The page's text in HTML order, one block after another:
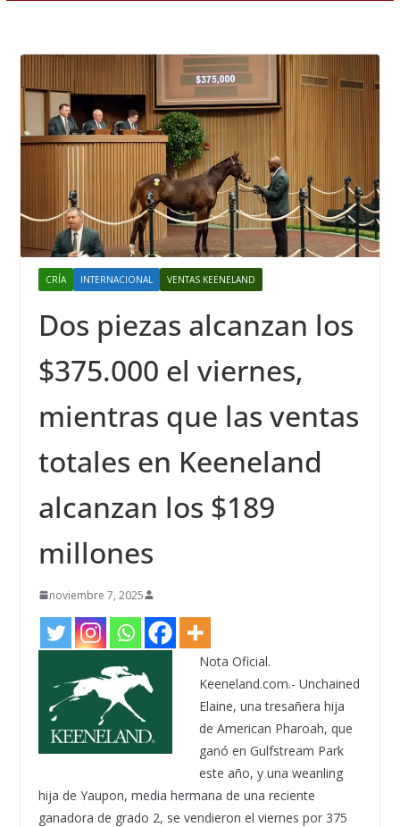
CRÍA INTERNACIONAL VENTAS KEENELAND
Dos piezas alcanzan los
$375.000 el viernes,
mientras que las ventas
totales en Keeneland
alcanzan los $189
millones
noviembre 7, 2025
Nota Oficial.
Keeneland.com.- Unchained
Elaine, una tresañera hija
de American Pharoah, que
ganó en Gulfstream Park
este año, y una weanling
hija de Yaupon, media hermana de una reciente
ganadora de grado 2, se vendieron el viernes por 375